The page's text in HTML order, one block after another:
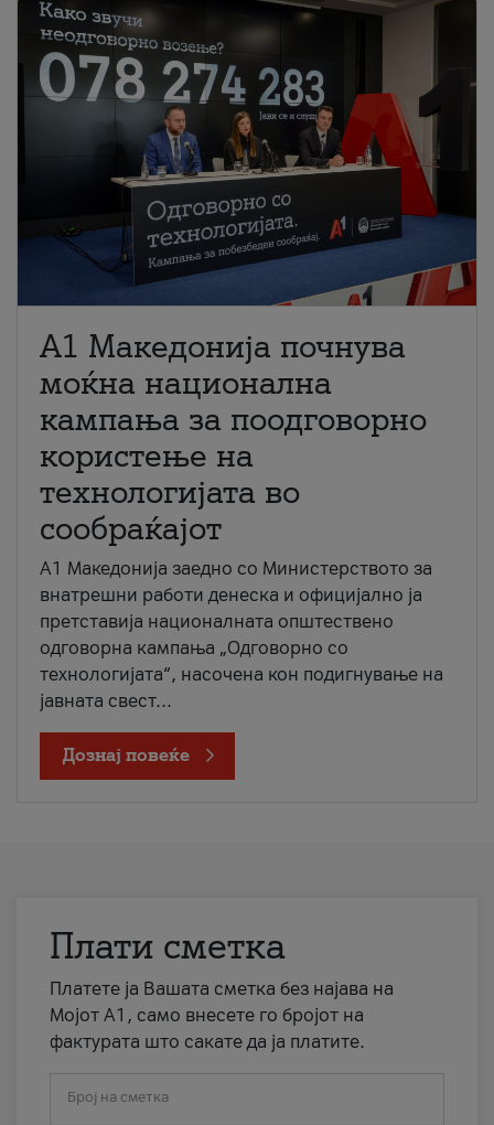
A1 Македонија почнува
моќна национална
кампања за поодговорно
користење на
технологијата во
сообраќајот
A1 Македонија заедно со Министерството за
внатрешни работи денеска и официјално ја
претставија националната општествено
одговорна кампања „Одговорно со
технологијата“, насочена кон подигнување на
јавната свест...
Дознај повеќе
Плати сметка
Платете ја Вашата сметка без најава на
Мојот А1, само внесете го бројот на
фактурата што сакате да ја платите.
Број на сметка